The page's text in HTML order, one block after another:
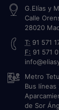
G.Elías y
Calle
28020
T: 91 571
F: 91 571
Metro
Bus líneas
de Sor